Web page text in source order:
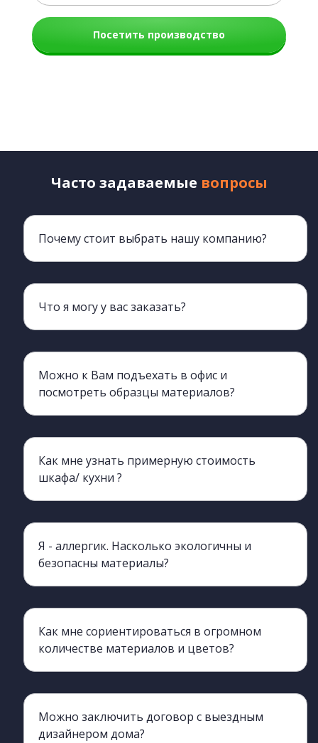
Посетить производство
Часто задаваемые вопросы
Почему стоит выбрать нашу компанию?
Что я могу у вас заказать?
Можно к Вам подъехать в офис и
посмотреть образцы материалов?
Как мне узнать примерную стоимость
шкафа/ кухни ?
Я - аллергик. Насколько экологичны и
безопасны материалы?
Как мне сориентироваться в огромном
количестве материалов и цветов?
Можно заключить договор с выездным
дизайнером дома?